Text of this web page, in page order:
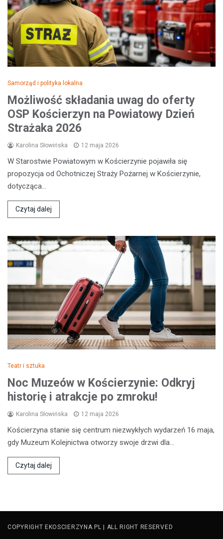
Samorząd i polityka lokalna
Możliwość składania uwag do oferty
OSP Kościerzyn na Powiatowy Dzień
Strażaka 2026
Karolina Słowińska 12 maja 2026
W Starostwie Powiatowym w Kościerzynie pojawiła się
propozycja od Ochotniczej Straży Pożarnej w Kościerzynie,
dotycząca…
Czytaj dalej
Teatr i sztuka
Noc Muzeów w Kościerzynie: Odkryj
historię i atrakcje po zmroku!
Karolina Słowińska 12 maja 2026
Kościerzyna stanie się centrum niezwykłych wydarzeń 16 maja,
gdy Muzeum Kolejnictwa otworzy swoje drzwi dla…
Czytaj dalej
COPYRIGHT EKOSCIERZYNA.PL | ALL RIGHT RESERVED